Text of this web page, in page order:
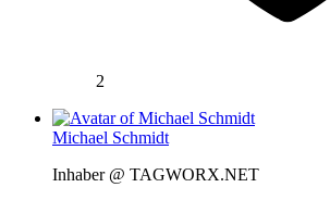
2
Michael Schmidt
Inhaber @ TAGWORX.NET